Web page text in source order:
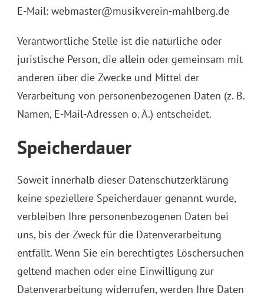
E-Mail: webmaster@musikverein-mahlberg.de
Verantwortliche Stelle ist die natürliche oder
juristische Person, die allein oder gemeinsam mit
anderen über die Zwecke und Mittel der
Verarbeitung von personenbezogenen Daten (z. B.
Namen, E-Mail-Adressen o. Ä.) entscheidet.
Speicherdauer
Soweit innerhalb dieser Datenschutzerklärung
keine speziellere Speicherdauer genannt wurde,
verbleiben Ihre personenbezogenen Daten bei
uns, bis der Zweck für die Datenverarbeitung
entfällt. Wenn Sie ein berechtigtes Löschersuchen
geltend machen oder eine Einwilligung zur
Datenverarbeitung widerrufen, werden Ihre Daten